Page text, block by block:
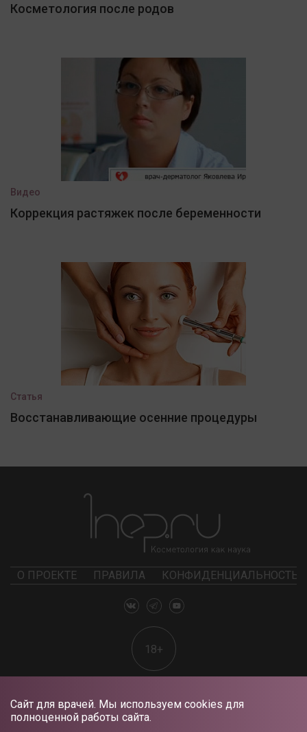
Сайт для врачей. Мы используем cookies для
полноценной работы сайта.
Косметология после родов
Видео
Коррекция растяжек после беременности
Статья
Восстанавливающие осенние процедуры
О ПРОЕКТЕ ПРАВИЛА КОНФИДЕНЦИАЛЬНОСТЬ
18+